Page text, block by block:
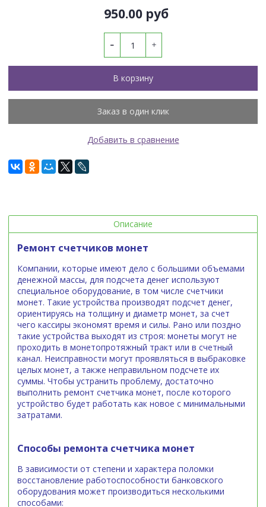
950.00 руб
В корзину
Заказ в один клик
Добавить в сравнение
Описание
Ремонт счетчиков монет
Компании, которые имеют дело с большими объемами
денежной массы, для подсчета денег используют
специальное оборудование, в том числе счетчики
монет. Такие устройства производят подсчет денег,
ориентируясь на толщину и диаметр монет, за счет
чего кассиры экономят время и силы. Рано или поздно
такие устройства выходят из строя: монеты могут не
проходить в монетопротяжный тракт или в счетный
канал. Неисправности могут проявляться в выбраковке
целых монет, а также неправильном подсчете их
суммы. Чтобы устранить проблему, достаточно
выполнить ремонт счетчика монет, после которого
устройство будет работать как новое с минимальными
затратами.
Способы ремонта счетчика монет
В зависимости от степени и характера поломки
восстановление работоспособности банковского
оборудования может производиться несколькими
способами: